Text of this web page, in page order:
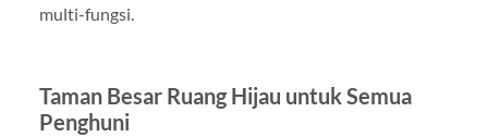
multi-fungsi.
Taman Besar Ruang Hijau untuk Semua
Penghuni